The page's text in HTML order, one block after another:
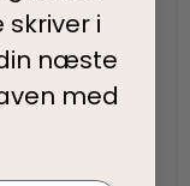
Google og
dig
i
næste
med